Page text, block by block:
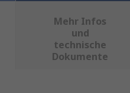
Mehr Infos
und
technische
Dokumente